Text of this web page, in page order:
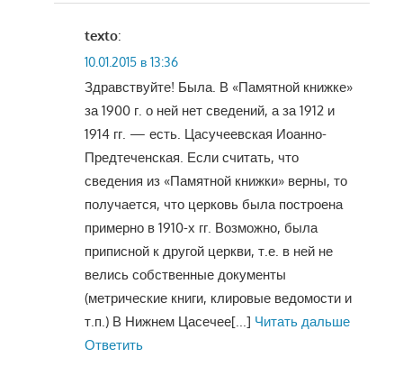
texto:
10.01.2015 в 13:36
Здравствуйте! Была. В «Памятной книжке»
за 1900 г. о ней нет сведений, а за 1912 и
1914 гг. — есть. Цасучеевская Иоанно-
Предтеченская. Если считать, что
сведения из «Памятной книжки» верны, то
получается, что церковь была построена
примерно в 1910-х гг. Возможно, была
приписной к другой церкви, т.е. в ней не
велись собственные документы
(метрические книги, клировые ведомости и
т.п.) В Нижнем Цасечее[...] Читать дальше
Ответить